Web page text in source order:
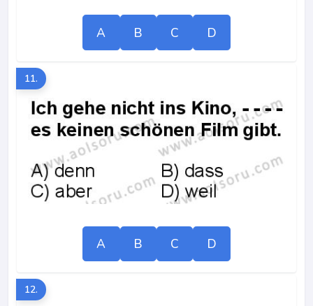
A B C D
11.
A B C D
12.